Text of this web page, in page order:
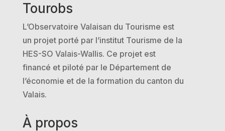
Tourobs
L’Observatoire Valaisan du Tourisme est
un projet porté par l’institut Tourisme de la
HES-SO Valais-Wallis. Ce projet est
financé et piloté par le Département de
l’économie et de la formation du canton du
Valais.
À propos